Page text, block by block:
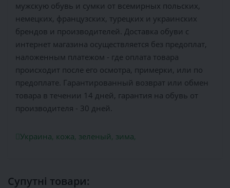
мужскую обувь и сумки от всемирных польских,
немецких, французских, турецких и украинских
брендов и производителей. Доставка обуви с
интернет магазина осуществляется без предоплат,
наложенным платежом - где оплата товара
происходит после его осмотра, примерки, или по
предоплате. Гарантированный возврат или обмен
товара в течении 14 дней, гарантия на обувь от
производителя - 30 дней.
Украина, кожа, зеленый, зима,
Супутні товари: